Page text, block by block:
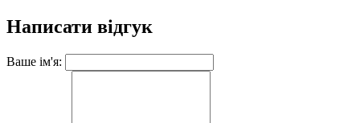
Написати відгук
Ваше ім'я: